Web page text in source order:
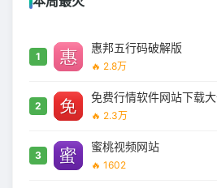
1
惠邦五行码破解版
🔥 2.8万
2
免费行情软件网站下载
🔥 2.3万
3
蜜桃视频网站
🔥 1602